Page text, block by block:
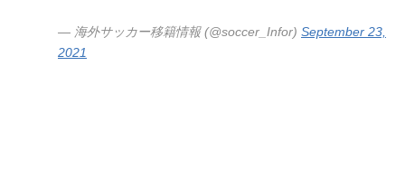
— 海外サッカー移籍情報 (@soccer_Infor) September 23,
2021